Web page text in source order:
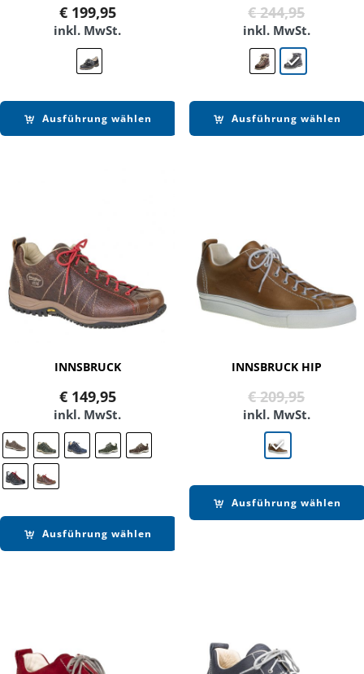
€199,95
inkl. MwSt.
Ausführung wählen
€244,95
Preis
war:
€ 244,95
Preis
ist:
€
inkl. MwSt.
Ausführung wählen
INNSBRUCK
€149,95
inkl. MwSt.
Ausführung wählen
INNSBRUCK HIP
€209,95
Preis
Preis
inkl. MwSt.
Ausführung wählen